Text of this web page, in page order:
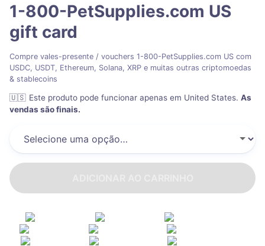
1-800-PetSupplies.com US
gift card
Compre vales-presente / vouchers 1-800-PetSupplies.com US com
USDC, USDT, Ethereum, Solana, XRP e muitas outras criptomoedas
& stablecoins
🇺🇸 Este produto pode funcionar apenas em United States. As
vendas são finais.